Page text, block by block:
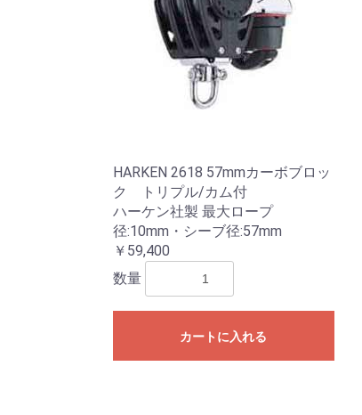
HARKEN 2618 57mmカーボブロッ
ク トリプル/カム付
ハーケン社製 最大ロープ
径:10mm・シーブ径:57mm
￥59,400
数量
カートに入れる